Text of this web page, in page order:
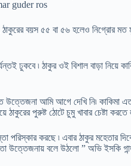
guder ros
বয়স ৫৫ বা ৫৬ হলেও নিগ্রোর
ঢুকবে ৷ ঠাকুর ওই বিশাল বাড়া নিয়ে
উত্তেজনা আমি আগে দেখি নি৷ কাকিমা
ঠাকুরের পুরুষ্ট ঠোটে চুমু খাবার চেষ্টা
পরিস্কার করছে ৷ এবার ঠাকুর মহেতার
উত্তেজনায় বলে উঠলো ” অভি ইসকি